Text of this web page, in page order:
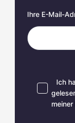
Ihre E-Mail-
Ich